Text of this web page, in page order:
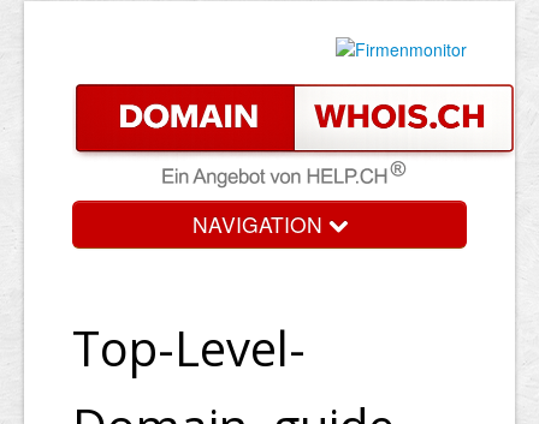
NAVIGATION
Top-Level-